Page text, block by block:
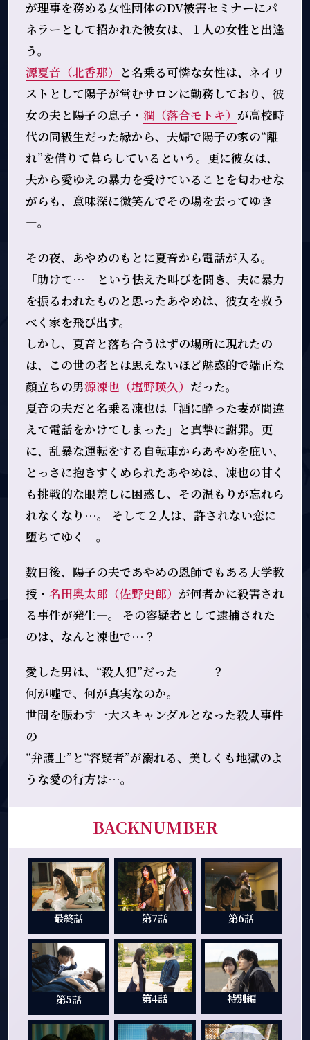
が理事を務める女性団体のDV被害セミナーにパ
ネラーとして招かれた彼女は、１人の女性と出逢
う。
源夏音（北香那）
と名乗る可憐な女性は、ネイリ
ストとして陽子が営むサロンに勤務しており、彼
女の夫と陽子の息子・ 潤（落合モトキ） が高校時
代の同級生だった縁から、夫婦で陽子の家の“離
れ”を借りて暮らしているという。更に彼女は、
夫から愛ゆえの暴力を受けていることを匂わせな
がらも、意味深に微笑んでその場を去ってゆき
―。
その夜、あやめのもとに夏音から電話が入る。
「助けて…」という怯えた叫びを聞き、夫に暴力
を振るわれたものと思ったあやめは、彼女を救う
べく家を飛び出す。
しかし、夏音と落ち合うはずの場所に現れたの
は、この世の者とは思えないほど魅惑的で端正な
顔立ちの男――源凍也（塩野瑛久） だった。
夏音の夫だと名乗る凍也は「酒に酔った妻が間違
えて電話をかけてしまった」と真摯に謝罪。更
に、乱暴な運転をする自転車からあやめを庇い、
とっさに抱きすくめられたあやめは、凍也の甘く
も挑戦的な眼差しに困惑し、その温もりが忘れら
れなくなり…。 そして２人は、許されない恋に
堕ちてゆく―。
数日後、陽子の夫であやめの恩師でもある大学教
授・ 名田奥太郎（佐野史郎） が何者かに殺害され
る事件が発生―。 その容疑者として逮捕された
のは、なんと凍也で…？
愛した男は、“殺人犯”だった―――？
何が嘘で、何が真実なのか。
世間を賑わす一大スキャンダルとなった殺人事件
の
“弁護士”と“容疑者”が溺れる、美しくも地獄のよ
うな愛の行方は…。
BACKNUMBER
最終話 第7話 第6話
第5話 第4話 特別編